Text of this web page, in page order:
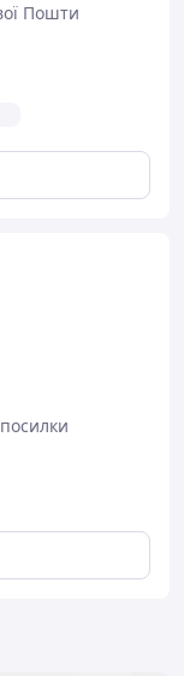
визначити
Пошти